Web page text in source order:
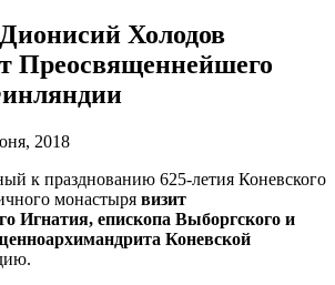
Холодов
Преосвященнейшего
2018
к празднованию 625-летия Коневского
монастыря визит
Игнатия, епископа Выборгского и
Коневской